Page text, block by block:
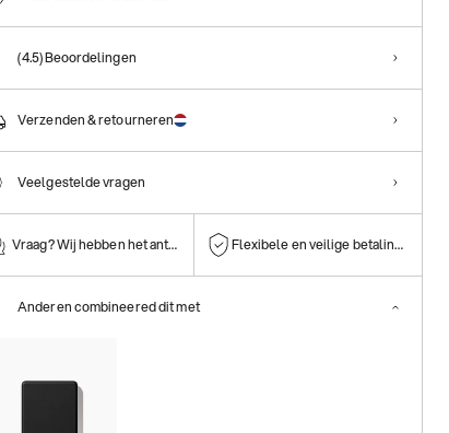
(4.5)Beoordelingen
Verzenden & retourneren
Veelgestelde vragen
Vraag? Wij hebben het antwoord! Flexibele en veilige betalingen
Anderen combineered dit met